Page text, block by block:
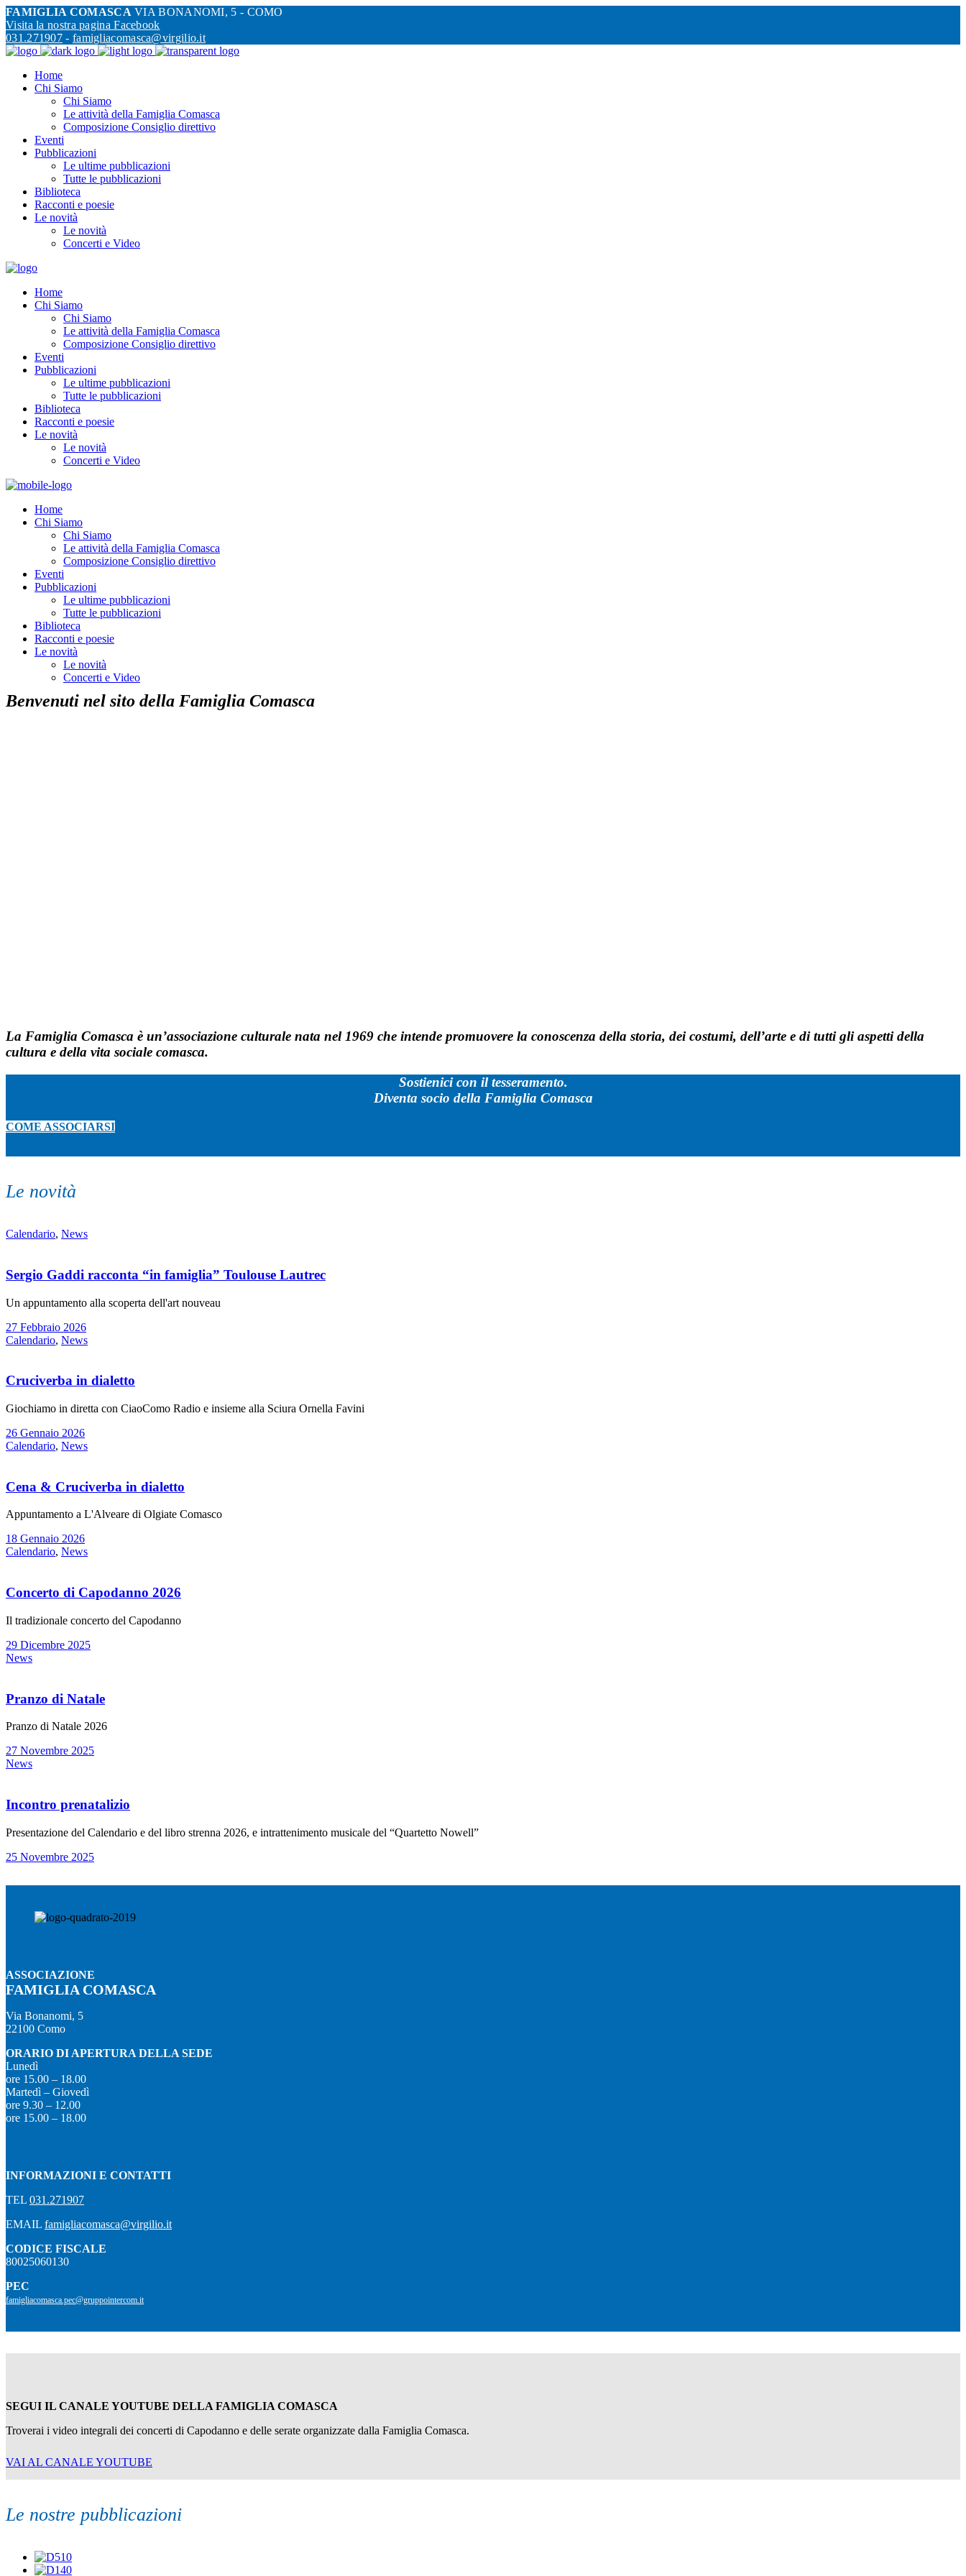
FAMIGLIA COMASCA VIA BONANOMI, 5 - COMO
Visita la nostra pagina Facebook
031.271907 - famigliacomasca@virgilio.it
Home
Chi Siamo
Chi Siamo
Le attività della Famiglia Comasca
Composizione Consiglio direttivo
Eventi
Pubblicazioni
Le ultime pubblicazioni
Tutte le pubblicazioni
Biblioteca
Racconti e poesie
Le novità
Le novità
Concerti e Video
Home
Chi Siamo
Chi Siamo
Le attività della Famiglia Comasca
Composizione Consiglio direttivo
Eventi
Pubblicazioni
Le ultime pubblicazioni
Tutte le pubblicazioni
Biblioteca
Racconti e poesie
Le novità
Le novità
Concerti e Video
Home
Chi Siamo
Chi Siamo
Le attività della Famiglia Comasca
Composizione Consiglio direttivo
Eventi
Pubblicazioni
Le ultime pubblicazioni
Tutte le pubblicazioni
Biblioteca
Racconti e poesie
Le novità
Le novità
Concerti e Video
Benvenuti nel sito della Famiglia Comasca
La Famiglia Comasca è un’associazione culturale nata nel 1969 che intende promuovere la conoscenza della storia, dei costumi, dell’arte e di tutti gli aspetti della
cultura e della vita sociale comasca.
Sostienici con il tesseramento.
Diventa socio della Famiglia Comasca
COME ASSOCIARSI
Le novità
Calendario, News
Sergio Gaddi racconta “in famiglia” Toulouse Lautrec
Un appuntamento alla scoperta dell'art nouveau
27 Febbraio 2026
Calendario, News
Cruciverba in dialetto
Giochiamo in diretta con CiaoComo Radio e insieme alla Sciura Ornella Favini
26 Gennaio 2026
Calendario, News
Cena & Cruciverba in dialetto
Appuntamento a L'Alveare di Olgiate Comasco
18 Gennaio 2026
Calendario, News
Concerto di Capodanno 2026
Il tradizionale concerto del Capodanno
29 Dicembre 2025
News
Pranzo di Natale
Pranzo di Natale 2026
27 Novembre 2025
News
Incontro prenatalizio
Presentazione del Calendario e del libro strenna 2026, e intrattenimento musicale del “Quartetto Nowell”
25 Novembre 2025
ASSOCIAZIONE
FAMIGLIA COMASCA
Via Bonanomi, 5
22100 Como
ORARIO DI APERTURA DELLA SEDE
Lunedì
ore 15.00 – 18.00
Martedì – Giovedì
ore 9.30 – 12.00
ore 15.00 – 18.00
INFORMAZIONI E CONTATTI
TEL 031.271907
EMAIL famigliacomasca@virgilio.it
CODICE FISCALE
80025060130
PEC
famigliacomasca.pec@gruppointercom.it
SEGUI IL CANALE YOUTUBE DELLA FAMIGLIA COMASCA
Troverai i video integrali dei concerti di Capodanno e delle serate organizzate dalla Famiglia Comasca.
VAI AL CANALE YOUTUBE
Le nostre pubblicazioni